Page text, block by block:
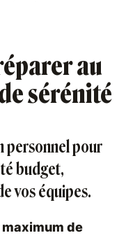
au
sérénité
personnel pour
budget,
vos équipes.
de